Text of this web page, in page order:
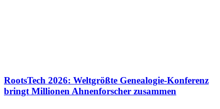
RootsTech 2026: Weltgrößte Genealogie-Konferenz
bringt Millionen Ahnenforscher zusammen